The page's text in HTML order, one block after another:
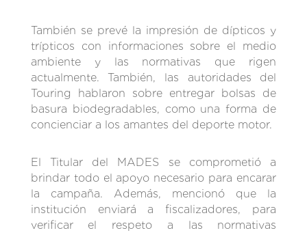
También se prevé la impresión de dípticos y
trípticos con informaciones sobre el medio
ambiente y las normativas que rigen
actualmente. También, las autoridades del
Touring hablaron sobre entregar bolsas de
basura biodegradables, como una forma de
concienciar a los amantes del deporte motor.
El Titular del MADES se comprometió a
brindar todo el apoyo necesario para encarar
la campaña. Además, mencionó que la
institución enviará a fiscalizadores, para
verificar el respeto a las normativas